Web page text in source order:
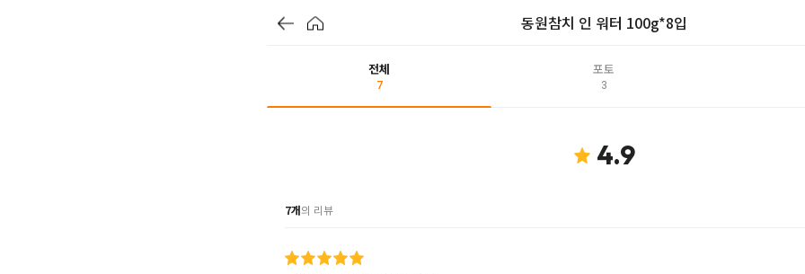
동원참치 인 워터 100g*8입
전체
7
포토
3
4.9
7개의 리뷰